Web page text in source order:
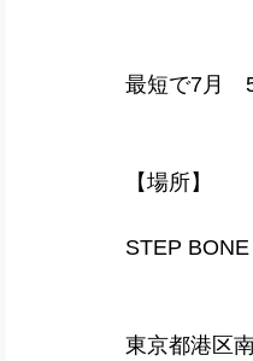
最短で7月　
【場所】
STEP
東京都港区